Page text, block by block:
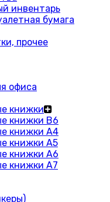
инвентарь
бумага
прочее
офиса
книжки
книжки В6
книжки A4
книжки А5
книжки А6
книжки А7